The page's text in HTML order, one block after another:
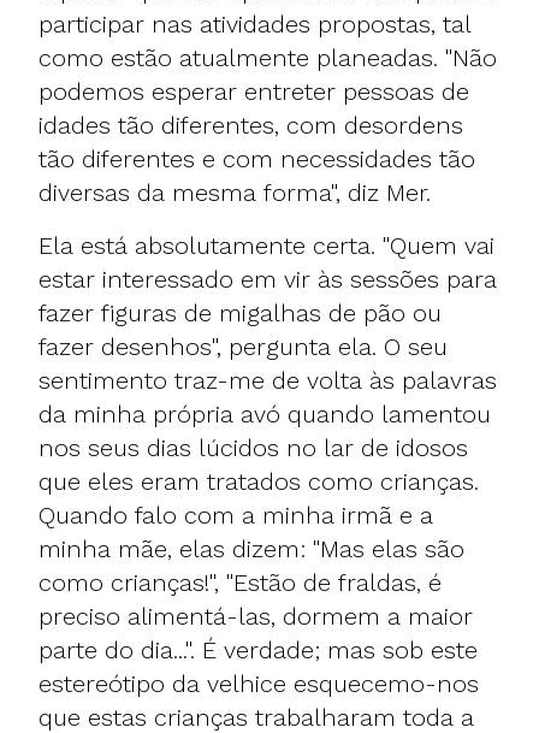
participar nas atividades propostas, tal
como estão atualmente planeadas. "Não
podemos esperar entreter pessoas de
idades tão diferentes, com desordens
tão diferentes e com necessidades tão
diversas da mesma forma", diz Mer.
Ela está absolutamente certa. "Quem vai
estar interessado em vir às sessões para
fazer figuras de migalhas de pão ou
fazer desenhos", pergunta ela. O seu
sentimento traz-me de volta às palavras
da minha própria avó quando lamentou
nos seus dias lúcidos no lar de idosos
que eles eram tratados como crianças.
Quando falo com a minha irmã e a
minha mãe, elas dizem: "Mas elas são
como crianças!", "Estão de fraldas, é
preciso alimentá-las, dormem a maior
parte do dia...". É verdade; mas sob este
estereótipo da velhice esquecemo-nos
que estas crianças trabalharam toda a